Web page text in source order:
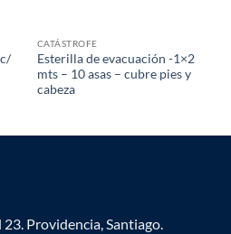
CATÁSTROFE
Esterilla de evacuación -1×2
mts – 10 asas – cubre pies y
cabeza
Providencia, Santiago.